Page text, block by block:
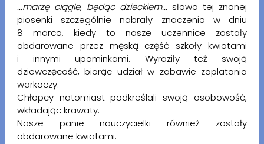
...marzę ciągle, będąc dzieckiem... słowa tej znanej
piosenki szczególnie nabrały znaczenia w dniu
8 marca, kiedy to nasze uczennice zostały
obdarowane przez męską część szkoły kwiatami
i innymi upominkami. Wyraziły też swoją
dziewczęcość, biorąc udział w zabawie zaplatania
warkoczy.
Chłopcy natomiast podkreślali swoją osobowość,
wkładając krawaty.
Nasze panie nauczycielki również zostały
obdarowane kwiatami.